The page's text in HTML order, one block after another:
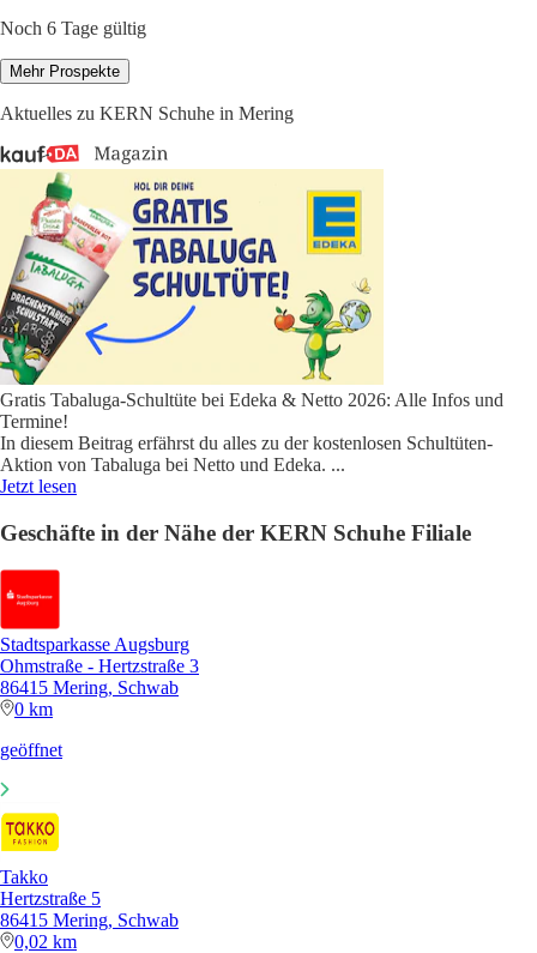
Noch 6 Tage gültig
Mehr Prospekte
Aktuelles zu KERN Schuhe in Mering
Gratis Tabaluga-Schultüte bei Edeka & Netto 2026: Alle Infos und
Termine!
In diesem Beitrag erfährst du alles zu der kostenlosen Schultüten-
Aktion von Tabaluga bei Netto und Edeka. ...
Jetzt lesen
Geschäfte in der Nähe der KERN Schuhe Filiale
Stadtsparkasse Augsburg
Ohmstraße - Hertzstraße 3
86415 Mering, Schwab
0 km
geöffnet
Takko
Hertzstraße 5
86415 Mering, Schwab
0,02 km